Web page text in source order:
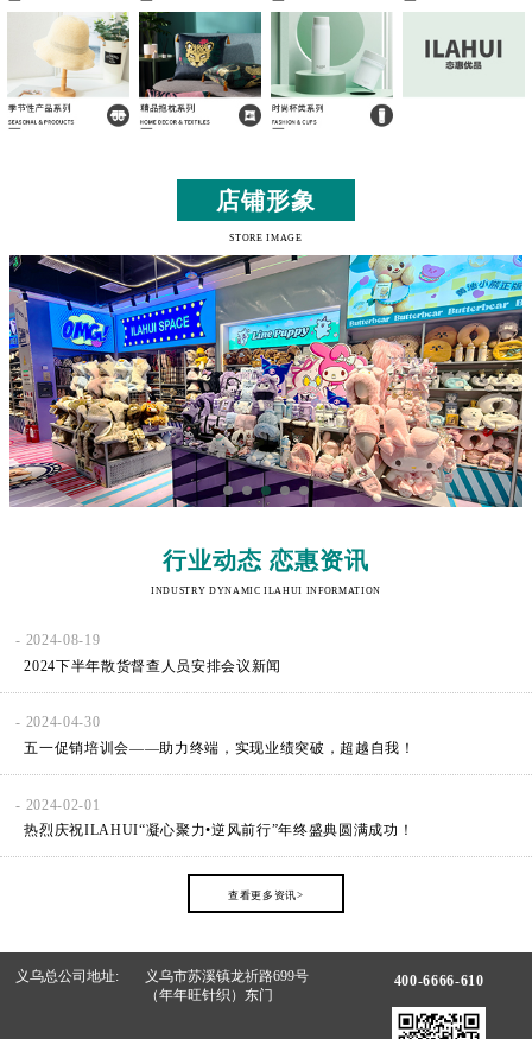
店铺形象
STORE IMAGE
行业动态 恋惠资讯
INDUSTRY DYNAMIC ILAHUI INFORMATION
- 2024-08-19
2024下半年散货督查人员安排会议新闻
- 2024-04-30
五一促销培训会——助力终端，实现业绩突破，超越自我！
- 2024-02-01
热烈庆祝ILAHUI“凝心聚力•逆风前行”年终盛典圆满成功！
查看更多资讯>
义乌总公司地址:
义乌市苏溪镇龙祈路699号
（年年旺针织）东门
400-6666-610